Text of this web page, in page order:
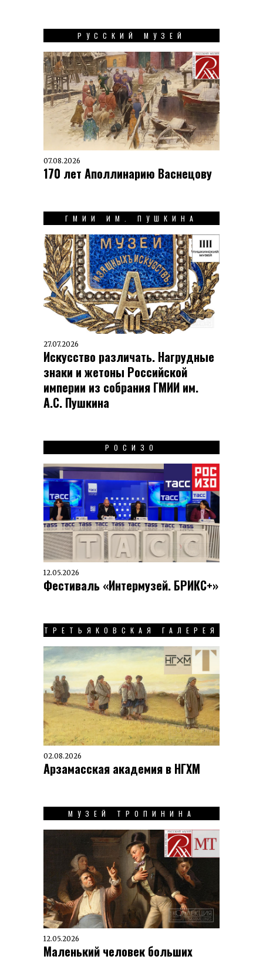
РУССКИЙ МУЗЕЙ
07.08.2026
170 лет Аполлинарию Васнецову
ГМИИ ИМ. ПУШКИНА
27.07.2026
Искусство различать. Нагрудные
знаки и жетоны Российской
империи из собрания ГМИИ им.
А.С. Пушкина
РОСИЗО
12.05.2026
Фестиваль «Интермузей. БРИКС+»
ТРЕТЬЯКОВСКАЯ ГАЛЕРЕЯ
02.08.2026
Арзамасская академия в НГХМ
МУЗЕЙ ТРОПИНИНА
12.05.2026
Маленький человек больших